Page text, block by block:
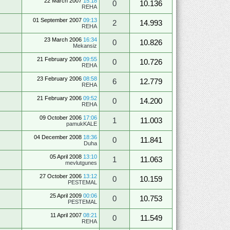
REHA
0
10.136
01 September 2007 09:13
REHA
2
14.993
23 March 2006 16:34
Mekansiz
0
10.826
21 February 2006 09:55
REHA
0
10.726
23 February 2006 08:58
REHA
6
12.779
21 February 2006 09:52
REHA
0
14.200
09 October 2006 17:06
pamukKALE
1
11.003
04 December 2008 18:36
Duha
0
11.841
05 April 2008 13:10
mevlutgunes
1
11.063
27 October 2006 13:12
PESTEMAL
0
10.159
25 April 2009 00:06
PESTEMAL
0
10.753
11 April 2007 08:21
REHA
0
11.549